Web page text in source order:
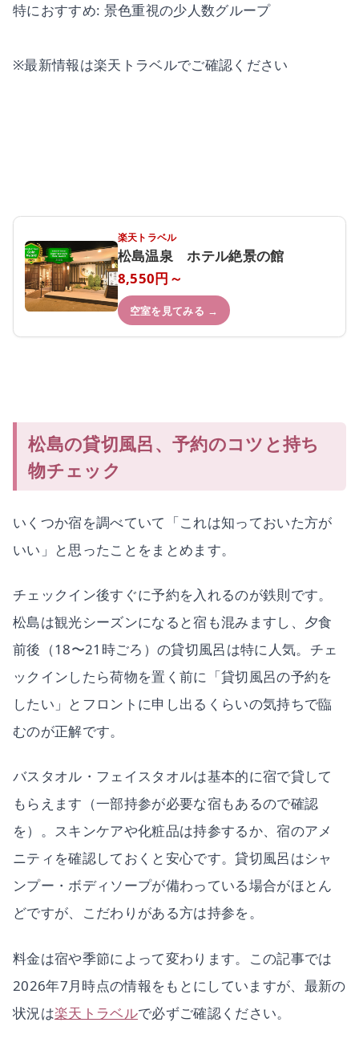
特におすすめ: 景色重視の少人数グループ
※最新情報は楽天トラベルでご確認ください
楽天トラベル
松島温泉 ホテル絶景の館
8,550円～
空室を見てみる →
松島の貸切風呂、予約のコツと持ち
物チェック
いくつか宿を調べていて「これは知っておいた方が
いい」と思ったことをまとめます。
チェックイン後すぐに予約を入れるのが鉄則です。
松島は観光シーズンになると宿も混みますし、夕食
前後（18〜21時ごろ）の貸切風呂は特に人気。チェ
ックインしたら荷物を置く前に「貸切風呂の予約を
したい」とフロントに申し出るくらいの気持ちで臨
むのが正解です。
バスタオル・フェイスタオルは基本的に宿で貸して
もらえます（一部持参が必要な宿もあるので確認
を）。スキンケアや化粧品は持参するか、宿のアメ
ニティを確認しておくと安心です。貸切風呂はシャ
ンプー・ボディソープが備わっている場合がほとん
どですが、こだわりがある方は持参を。
料金は宿や季節によって変わります。この記事では
2026年7月時点の情報をもとにしていますが、最新の
状況は楽天トラベルで必ずご確認ください。